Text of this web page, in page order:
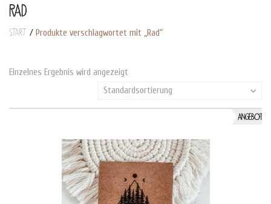
RAD
Start / Produkte verschlagwortet mit „Rad“
Einzelnes Ergebnis wird angezeigt
Standardsortierung
ANGEBOT!